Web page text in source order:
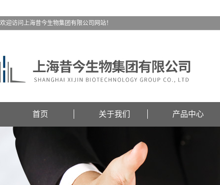
欢迎访问上海昔今生物集团有限公司网站！
首页 关于我们 产品中心